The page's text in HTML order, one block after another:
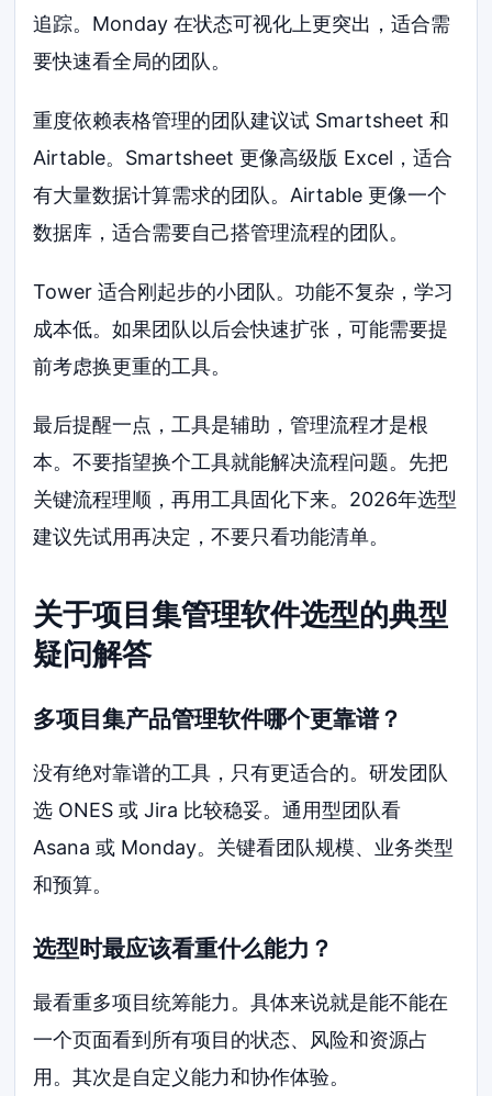
追踪。Monday 在状态可视化上更突出，适合需
要快速看全局的团队。
重度依赖表格管理的团队建议试 Smartsheet 和
Airtable。Smartsheet 更像高级版 Excel，适合
有大量数据计算需求的团队。Airtable 更像一个
数据库，适合需要自己搭管理流程的团队。
Tower 适合刚起步的小团队。功能不复杂，学习
成本低。如果团队以后会快速扩张，可能需要提
前考虑换更重的工具。
最后提醒一点，工具是辅助，管理流程才是根
本。不要指望换个工具就能解决流程问题。先把
关键流程理顺，再用工具固化下来。2026年选型
建议先试用再决定，不要只看功能清单。
关于项目集管理软件选型的典型
疑问解答
多项目集产品管理软件哪个更靠谱？
没有绝对靠谱的工具，只有更适合的。研发团队
选 ONES 或 Jira 比较稳妥。通用型团队看
Asana 或 Monday。关键看团队规模、业务类型
和预算。
选型时最应该看重什么能力？
最看重多项目统筹能力。具体来说就是能不能在
一个页面看到所有项目的状态、风险和资源占
用。其次是自定义能力和协作体验。